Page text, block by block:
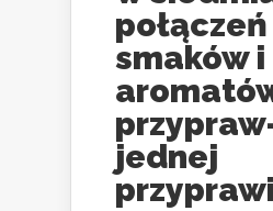
połączeń
smaków i
jednej